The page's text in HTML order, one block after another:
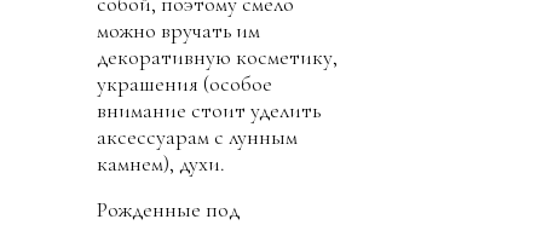
можно вручать им
декоративную косметику,
украшения (особое
внимание стоит уделить
аксессуарам с лунным
камнем), духи.
Рожденные под